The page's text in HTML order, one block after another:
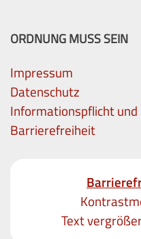
ORDNUNG MUSS SEIN
Impressum
Datenschutz
Informationspflicht
Barrierefreiheit
Text